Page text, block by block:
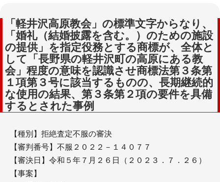
「軽井沢高原教会」の標準文字からなり、
「婚礼（結婚披露を含む。）のための施設
の提供」を指定役務とする商標が、全体と
して「長野県の軽井沢町の高原にある教
会」程度の意味を認識させ商標法第３条第
１項第３号に該当するものの、長期継続的
な使用の結果、第３条第２項の要件を具備
するとされた事例
【種別】拒絶査定不服の審決
【審判番号】不服２０２２－１４０７７
【審決日】令和５年７月２６日（２０２３．７．２６）
【事案】